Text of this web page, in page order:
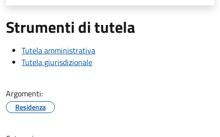
Strumenti di tutela
Tutela amministrativa
Tutela giurisdizionale
Argomenti:
Residenza